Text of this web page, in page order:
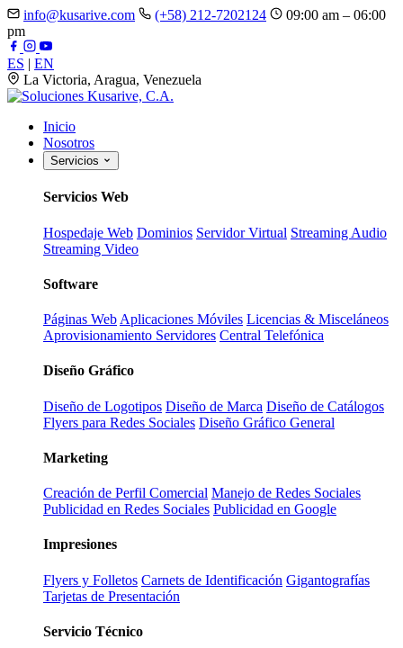
info@kusarive.com (+58) 212-7202124
09:00 am – 06:00
pm
ES | EN
La Victoria, Aragua, Venezuela
Inicio
Nosotros
Servicios
Servicios Web
Hospedaje Web Dominios Servidor Virtual Streaming Audio
Streaming Video
Software
Páginas Web Aplicaciones Móviles Licencias & Misceláneos
Aprovisionamiento Servidores Central Telefónica
Diseño Gráfico
Diseño de Logotipos Diseño de Marca Diseño de Catálogos
Flyers para Redes Sociales Diseño Gráfico General
Marketing
Creación de Perfil Comercial Manejo de Redes Sociales
Publicidad en Redes Sociales Publicidad en Google
Impresiones
Flyers y Folletos Carnets de Identificación Gigantografías
Tarjetas de Presentación
Servicio Técnico